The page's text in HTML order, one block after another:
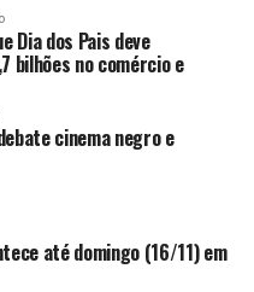
Dia dos Pais deve
bilhões no comércio e
cinema negro e
até domingo (16/11) em